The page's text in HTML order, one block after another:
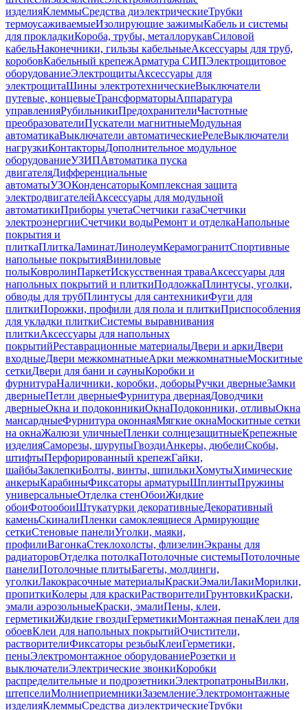
изделияКлеммыСредства диэлектрическиеТрубки
термоусаживаемыеИзолирующие зажимыКабель и системы
для прокладкиКороба, трубы, металлорукавСиловой
кабельНаконечники, гильзы кабельныеАксессуары для труб,
коробовКабельный крепежАрматура СИПЭлектрощитовое
оборудованиеЭлектрощитыАксессуары для
электрощитаШины электротехническиеВыключатели
путевые, концевыеТрансформаторыАппаратура
управленияРубильникиПредохранителиЧастотные
преобразователиПускатели магнитныеМодульная
автоматикаВыключатели автоматическиеРелеВыключатели
нагрузкиКонтакторыДополнительное модульное
оборудованиеУЗИПАвтоматика пуска
двигателяДифференциальные
автоматыУЗОКонденсаторыКомплексная защита
электродвигателейАксессуары для модульной
автоматикиПриборы учетаСчетчики газаСчетчики
электроэнергииСчетчики водыРемонт и отделкаНапольные
покрытия и
плиткаПлиткаЛаминатЛинолеумКерамогранитСпортивные
напольные покрытияВиниловые
полыКовролинПаркетИскусственная траваАксессуары для
напольных покрытий и плиткиПодложкаПлинтусы, уголки,
обводы для трубПлинтусы для сантехникиФуги для
плиткиПорожки, профили для пола и плиткиПриспособления
для укладки плиткиСистемы выравнивания
плиткиАксессуары для напольных
покрытийРеставрационные материалыДвери и аркиДвери
входныеДвери межкомнатныеАрки межкомнатныеМоскитные
сеткиДвери для бани и сауныКоробки и
фурнитураНаличники, коробки, доборыРучки дверныеЗамки
дверныеПетли дверныеФурнитура двернаяДоводчики
дверныеОкна и подоконникиОкнаПодоконники, отливыОкна
мансардныеФурнитура оконнаяМягкие окнаМоскитные сетки
на окнаЖалюзи уличныеПленки солнцезащитныеКрепежные
изделияСаморезы, шурупыГвоздиАнкеры, дюбелиСкобы,
штифтыПерфорированный крепежГайки,
шайбыЗаклепкиБолты, винты, шпилькиХомутыХимические
анкерыКарабиныФиксаторы арматурыШплинтыПружины
универсальныеОтделка стенОбоиЖидкие
обоиФотообоиШтукатурки декоративныеДекоративный
каменьСкиналиПленки самоклеящиеся Армирующие
сеткиСтеновые панелиУголки, маяки,
профилиВагонкаСтеклохолсты, флизелинЭкраны для
радиаторовОтделка потолкаПотолочные системыПотолочные
панелиПотолочные плитыБагеты, молдинги,
уголкиЛакокрасочные материалыКраскиЭмалиЛакиМорилки,
пропиткиКолеры для краскиРастворителиГрунтовкиКраски,
эмали аэрозольныеКраски, эмалиПены, клеи,
герметикиЖидкие гвоздиГерметикиМонтажная пенаКлеи для
обоевКлеи для напольных покрытийОчистители,
растворителиФиксаторы резьбыКлеиГерметики,
пеныЭлектромонтажное оборудованиеРозетки и
выключателиЭлектрические звонкиКоробки
распределительные и подрозетникиЭлектропатроныВилки,
штепселиМолниеприемникиЗаземлениеЭлектромонтажные
изделияКлеммыСредства диэлектрическиеТрубки